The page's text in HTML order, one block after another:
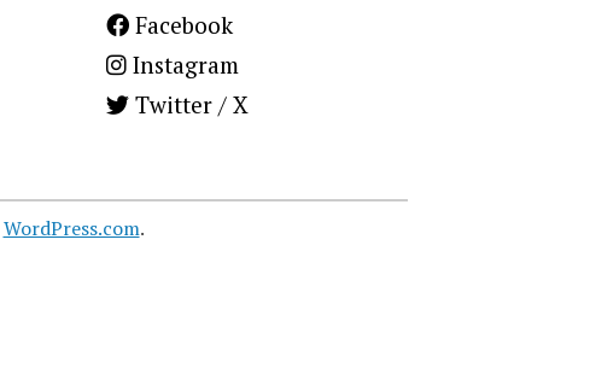
Facebook
Instagram
Twitter / X
WordPress.com.